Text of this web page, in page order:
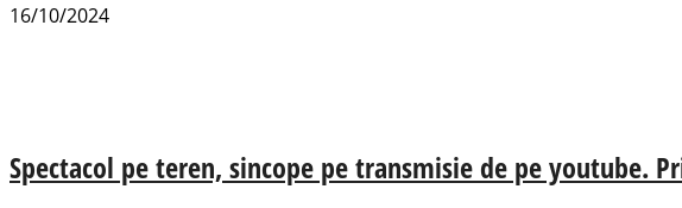
16/10/2024
Spectacol pe teren, sincope pe transmisie de pe youtube.